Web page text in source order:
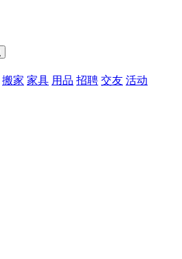
搬家 家具 用品 招聘 交友 活动